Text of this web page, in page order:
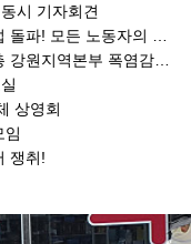
시 기자회견
권 쟁취! 민주노총 7.15 총파업대회
폭염감시단 선포 기자회견
상영회
임
쟁취!